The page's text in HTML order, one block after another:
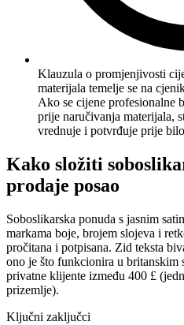
Klauzula o promjenjivosti
materijala temelje se na
Ako se cijene profesionalne
prije naručivanja materijala,
vrednuje i potvrđuje prije
Kako složiti
prodaje posao
Soboslikarska ponuda s jasnim
markama boje, brojem slojeva i
pročitana i potpisana. Zid teksta
ono je što funkcionira u britanskim
privatne klijente između 400 £
prizemlje).
Ključni zaključci